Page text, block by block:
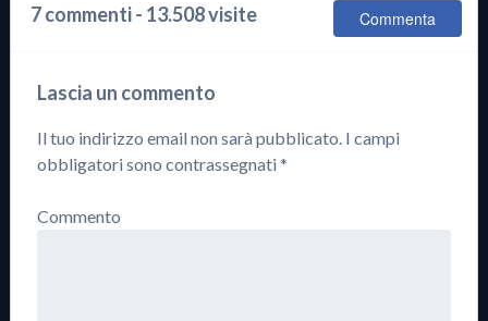
7 commenti - 13.508 visite Commenta
Lascia un commento
Il tuo indirizzo email non sarà pubblicato.I campi
obbligatori sono contrassegnati *
Commento